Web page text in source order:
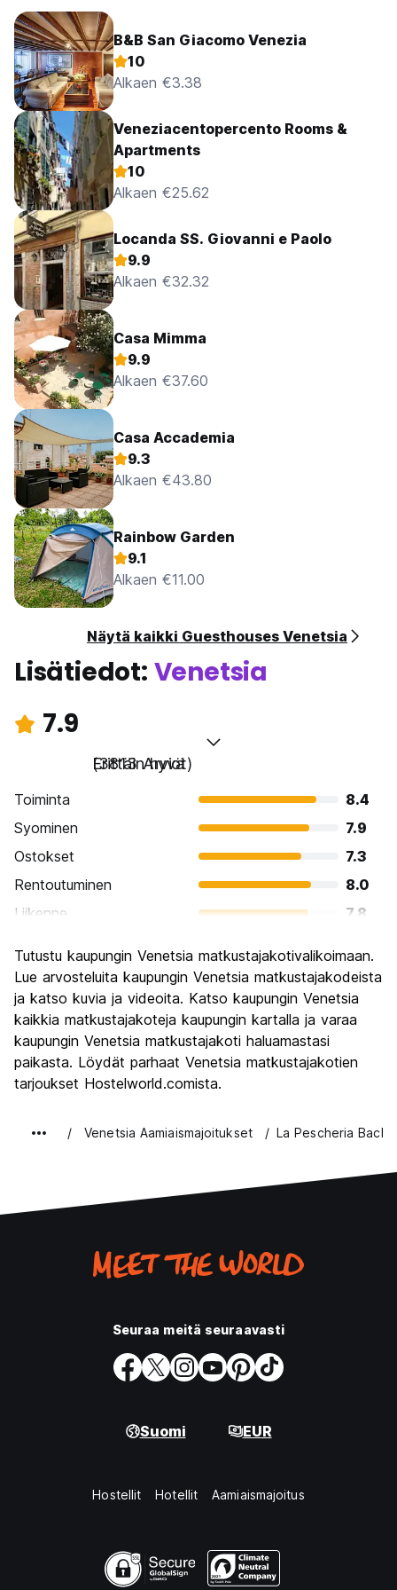
B&B San Giacomo Venezia
10
Alkaen €3.38
Veneziacentopercento Rooms &
Apartments
10
Alkaen €25.62
Locanda SS. Giovanni e Paolo
9.9
Alkaen €32.32
Casa Mimma
9.9
Alkaen €37.60
Casa Accademia
9.3
Alkaen €43.80
Rainbow Garden
9.1
Alkaen €11.00
Näytä kaikki Guesthouses Venetsia
Lisätiedot: Venetsia
7.9
Erittäin hyvä
(3813 Arviot)
Toiminta
8.4
Syominen
7.9
Ostokset
7.3
Rentoutuminen
8.0
Liikenne
7.8
Kulttuuri
9.2
Yöelämä
6.3
Rahanarvoinen
6.7
Tutustu kaupungin Venetsia matkustajakotivalikoimaan.
Lue arvosteluita kaupungin Venetsia matkustajakodeista
ja katso kuvia ja videoita. Katso kaupungin Venetsia
kaikkia matkustajakoteja kaupungin kartalla ja varaa
kaupungin Venetsia matkustajakoti haluamastasi
paikasta. Löydät parhaat Venetsia matkustajakotien
tarjoukset Hostelworld.comista.
Venetsia Aamiaismajoitukset La Pescheria
Seuraa meitä seuraavasti
Suomi EUR
Hostellit Hotellit Aamiaismajoitus